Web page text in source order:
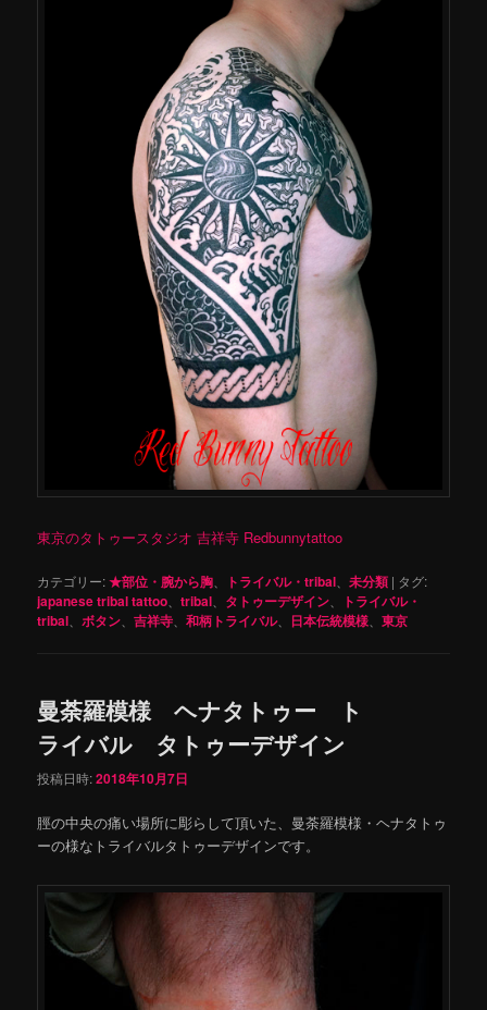
東京のタトゥースタジオ 吉祥寺 Redbunnytattoo
カテゴリー:★部位・腕から胸 トライバル・tribal 、未分類 | タグ:
japanese tribal tattoo 、tribal タトゥーデザイン
トライバル・
tribal
ボタン 、吉祥寺 、和柄トライバル、 日本伝統模様 、東京
曼荼羅模様 ヘナタトゥー ト
ライバル タトゥーデザイン
投稿日時:2018年10月7日
脛の中央の痛い場所に彫らして頂いた、曼荼羅模様・ヘナタトゥ
ーの様なトライバルタトゥーデザインです。